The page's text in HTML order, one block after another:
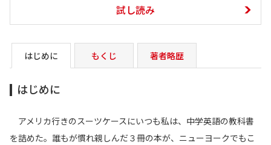
試し読み
はじめに もくじ 著者略歴
はじめに
アメリカ行きのスーツケースにいつも私は、中学英語の教科書
を詰めた。誰もが慣れ親しんだ３冊の本が、ニューヨークでもこ